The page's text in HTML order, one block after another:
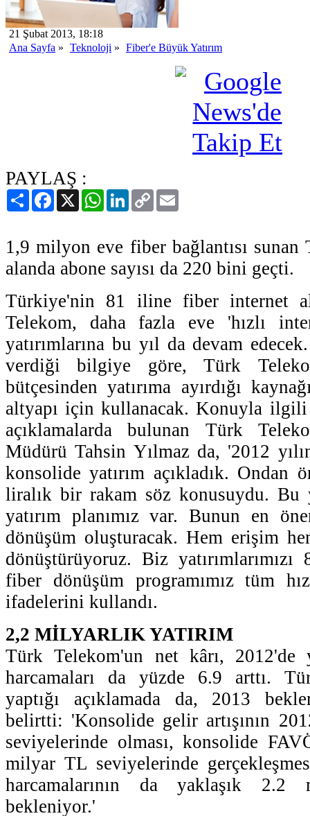
21 Şubat 2013, 18:18
Ana Sayfa » Teknoloji » Fiber'e Büyük Yatırım
PAYLAŞ :
PaylaşFacebook
X WhatsAppLinkedIn
Copy
Link
1,9 milyon eve fiber bağlantısı
alanda abone sayısı da 220 bini geçti.
Türkiye'nin 81 iline fiber internet
Telekom, daha fazla eve 'hızlı
yatırımlarına bu yıl da devam
verdiği bilgiye göre, Türk
bütçesinden yatırıma ayırdığı
altyapı için kullanacak. Konuyla
açıklamalarda bulunan Türk
Müdürü Tahsin Yılmaz da, '2012
konsolide yatırım açıkladık. Ondan
liralık bir rakam söz konusuydu.
yatırım planımız var. Bunun en
dönüşüm oluşturacak. Hem erişim
dönüştürüyoruz. Biz
fiber dönüşüm programımız tüm
ifadelerini kullandı.
2,2 MİLYARLIK YATIRIM
Türk Telekom'un net kârı, 2012'de
harcamaları da yüzde 6.9 arttı.
yaptığı açıklamada da, 2013
belirtti: 'Konsolide gelir artışının
seviyelerinde olması, konsolide
milyar TL seviyelerinde
harcamalarının da yaklaşık
bekleniyor.'